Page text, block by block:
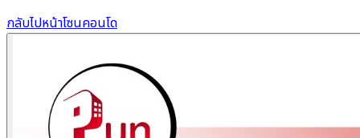
กลับไปหน้าโซนคอนโด